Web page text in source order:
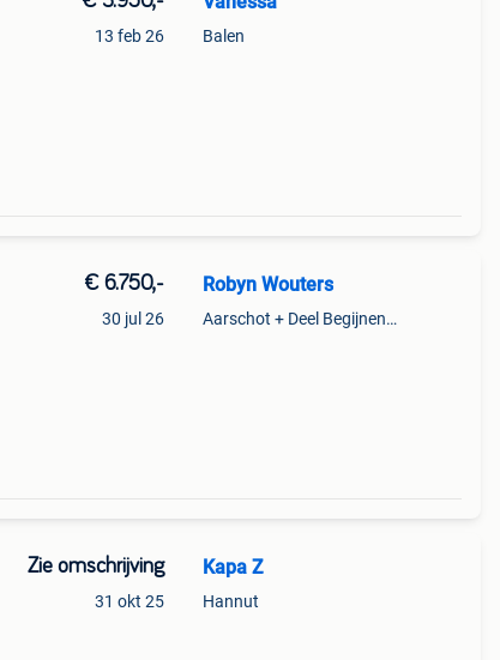
13 feb 26 Balen
€ 6.750,-
30 jul 26
Robyn Wouters
Aarschot + Deel Begijnendijk
Zie omschrijving
31 okt 25
Kapa Z
Hannut